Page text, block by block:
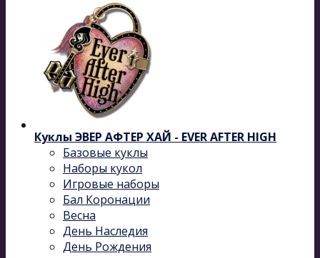
Куклы ЭВЕР АФТЕР ХАЙ - EVER AFTER HIGH
Базовые куклы
Наборы кукол
Игровые наборы
Бал Коронации
Весна
День Наследия
День Рождения